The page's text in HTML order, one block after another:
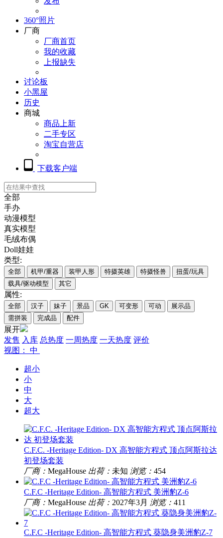
360°照片
厂商
厂商首页
我的收藏
上报缺失
讨论板
小黑屋
历史
商城
商品上新
二手专区
淘宝自营店
下载客户端
全部
手办
动漫模型
真实模型
毛绒布偶
Doll娃娃
类型:
全部 机甲/重器 装甲人形 特摄英雄 特摄怪兽
扭蛋/玩具
载具/驱动模型
其它
属性:
全部 汉子 妹子 景品 GK 可变形 可动
展示品
需拼装
完成品 配件
展开
发售 入库 总热度 一周热度 一天热度 评价
视图： 中
超小
小
中
大
超大
C.F.C. -Heritage Edition- DX 高智能方程式 顶点阿斯拉达
初登场套装
厂商： MegaHouse 出荷： 未知 浏览： 454
C.F.C -Heritage Edition- 高智能方程式 美洲豹Z-6
厂商： MegaHouse 出荷： 2027年3月 浏览： 411
C.F.C -Heritage Edition- 高智能方程式 葵隐身美洲豹Z-7